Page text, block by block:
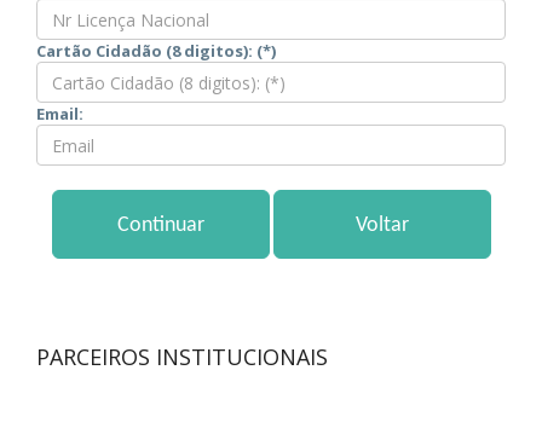
Cartão Cidadão (8 digitos): (*)
Email:
PARCEIROS INSTITUCIONAIS